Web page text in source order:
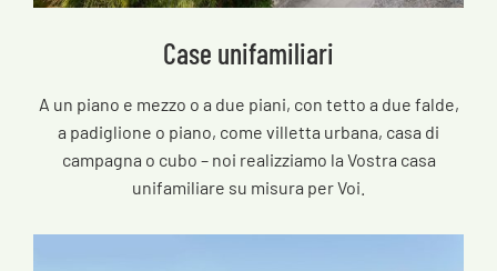
Case unifamiliari
A un piano e mezzo o a due piani, con tetto a due falde,
a padiglione o piano, come villetta urbana, casa di
campagna o cubo – noi realizziamo la Vostra casa
unifamiliare su misura per Voi.